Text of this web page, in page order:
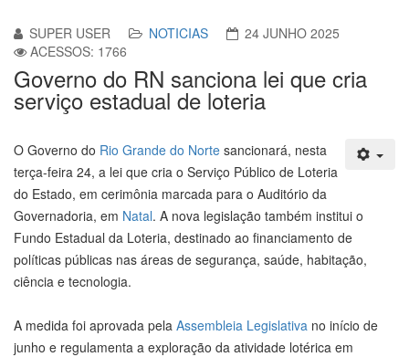
SUPER USER NOTICIAS
24 JUNHO 2025
ACESSOS: 1766
Governo do RN sanciona lei que cria
serviço estadual de loteria
O Governo do Rio Grande do Norte sancionará, nesta
terça-feira 24, a lei que cria o Serviço Público de Loteria
do Estado, em cerimônia marcada para o Auditório da
Governadoria, em Natal. A nova legislação também institui o
Fundo Estadual da Loteria, destinado ao financiamento de
políticas públicas nas áreas de segurança, saúde, habitação,
ciência e tecnologia.
A medida foi aprovada pela Assembleia Legislativa no início de
junho e regulamenta a exploração da atividade lotérica em